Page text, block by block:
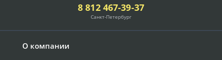
О компании
8 812 467-39-37
Санкт-Петербург